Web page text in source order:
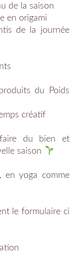
de la saison
en origami
de la journée
du Poids
créatif
du bien et
saison
en yoga comme
le formulaire ci